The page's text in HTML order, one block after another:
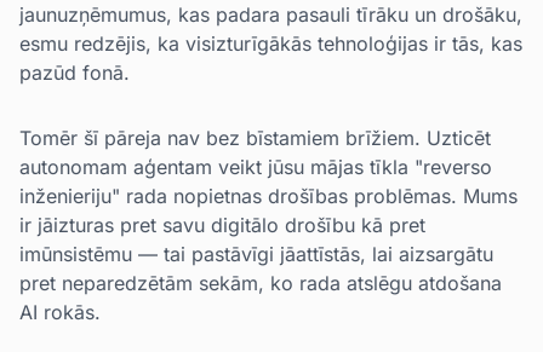
jaunuzņēmumus, kas padara pasauli tīrāku un drošāku,
esmu redzējis, ka visizturīgākās tehnoloģijas ir tās, kas
pazūd fonā.
Tomēr šī pāreja nav bez bīstamiem brīžiem. Uzticēt
autonomam aģentam veikt jūsu mājas tīkla "reverso
inženieriju" rada nopietnas drošības problēmas. Mums
ir jāizturas pret savu digitālo drošību kā pret
imūnsistēmu — tai pastāvīgi jāattīstās, lai aizsargātu
pret neparedzētām sekām, ko rada atslēgu atdošana
AI rokās.